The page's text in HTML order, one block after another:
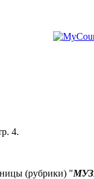
4.
(рубрики) "